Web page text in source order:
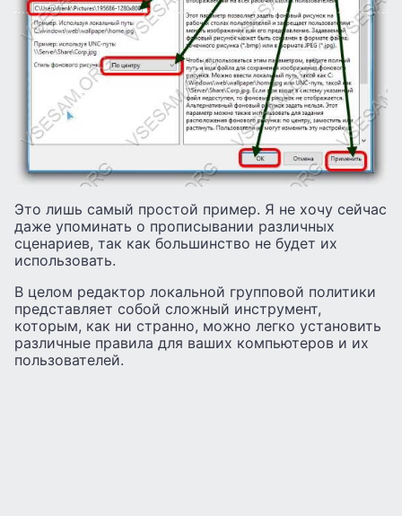
Это лишь самый простой пример. Я не хочу сейчас
даже упоминать о прописывании различных
сценариев, так как большинство не будет их
использовать.
В целом редактор локальной групповой политики
представляет собой сложный инструмент,
которым, как ни странно, можно легко установить
различные правила для ваших компьютеров и их
пользователей.